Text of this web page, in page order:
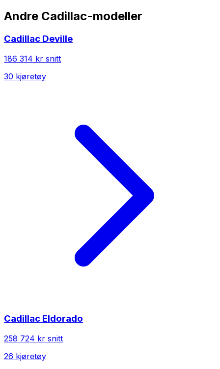
Andre Cadillac-modeller
Cadillac Deville
186 314 kr snitt
30 kjøretøy
Cadillac Eldorado
258 724 kr snitt
26 kjøretøy